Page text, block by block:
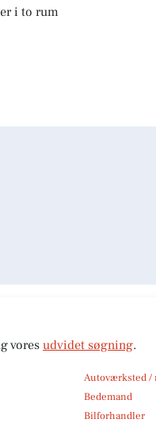
i to rum
vores udvidet søgning.
Autoværksted /
Bedemand
Bilforhandler